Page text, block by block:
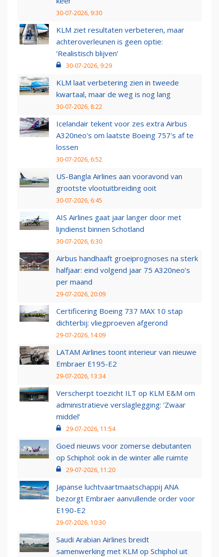
30-07-2026, 9:30
KLM ziet resultaten verbeteren, maar
achteroverleunen is geen optie:
‘Realistisch blijven’
30-07-2026, 9:29
KLM laat verbetering zien in tweede
kwartaal, maar de weg is nog lang
30-07-2026, 8:22
Icelandair tekent voor zes extra Airbus
A320neo's om laatste Boeing 757's af te
lossen
30-07-2026, 6:52
US-Bangla Airlines aan vooravond van
grootste vlootuitbreiding ooit
30-07-2026, 6:45
AIS Airlines gaat jaar langer door met
lijndienst binnen Schotland
30-07-2026, 6:30
Airbus handhaaft groeiprognoses na sterk
halfjaar: eind volgend jaar 75 A320neo’s
per maand
29-07-2026, 20:09
Certificering Boeing 737 MAX 10 stap
dichterbij: vliegproeven afgerond
29-07-2026, 14:09
LATAM Airlines toont interieur van nieuwe
Embraer E195-E2
29-07-2026, 13:34
Verscherpt toezicht ILT op KLM E&M om
administratieve verslaglegging: ‘Zwaar
middel’
29-07-2026, 11:54
Goed nieuws voor zomerse debutanten
op Schiphol: ook in de winter alle ruimte
29-07-2026, 11:20
Japanse luchtvaartmaatschappij ANA
bezorgt Embraer aanvullende order voor
E190-E2
29-07-2026, 10:30
Saudi Arabian Airlines breidt
samenwerking met KLM op Schiphol uit